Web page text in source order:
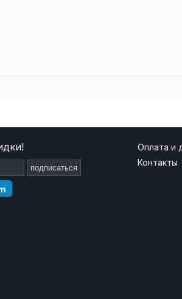
подписаться
Оплата и
Контакты